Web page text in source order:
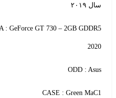
سال ۲۰۱۹
2020
ODD : Asus
CASE : Green MaC1